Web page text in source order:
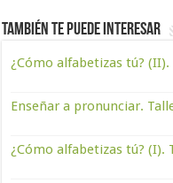
También te puede interesar
¿Cómo alfabetizas tú?
Enseñar a pronunciar.
¿Cómo alfabetizas tú? (I).